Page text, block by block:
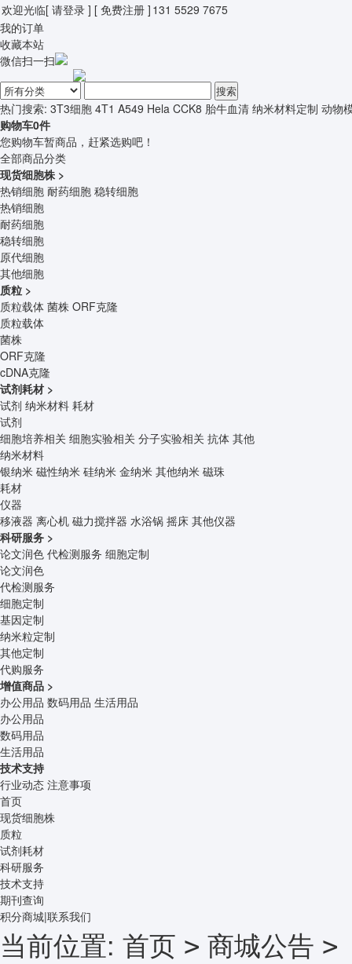
欢迎光临[ 请登录 ] [ 免费注册 ] 131 5529 7675
我的订单
收藏本站
微信扫一扫
搜索
热门搜索: 3T3细胞 4T1 A549 Hela CCK8 胎牛血清 纳米材料定制 动物
购物车0件
您购物车暂商品，赶紧选购吧！
全部商品分类
现货细胞株 >
热销细胞 耐药细胞 稳转细胞
热销细胞
耐药细胞
稳转细胞
原代细胞
其他细胞
质粒 >
质粒载体 菌株 ORF克隆
质粒载体
菌株
ORF克隆
cDNA克隆
试剂耗材 >
试剂 纳米材料 耗材
试剂
细胞培养相关 细胞实验相关 分子实验相关 抗体 其他
纳米材料
银纳米 磁性纳米 硅纳米 金纳米 其他纳米 磁珠
耗材
仪器
移液器 离心机 磁力搅拌器 水浴锅 摇床 其他仪器
科研服务 >
论文润色 代检测服务 细胞定制
论文润色
代检测服务
细胞定制
基因定制
纳米粒定制
其他定制
代购服务
增值商品 >
办公用品 数码用品 生活用品
办公用品
数码用品
生活用品
技术支持
行业动态 注意事项
首页
现货细胞株
质粒
试剂耗材
科研服务
技术支持
期刊查询
积分商城|联系我们
当前位置: 首页 > 商城公告 >